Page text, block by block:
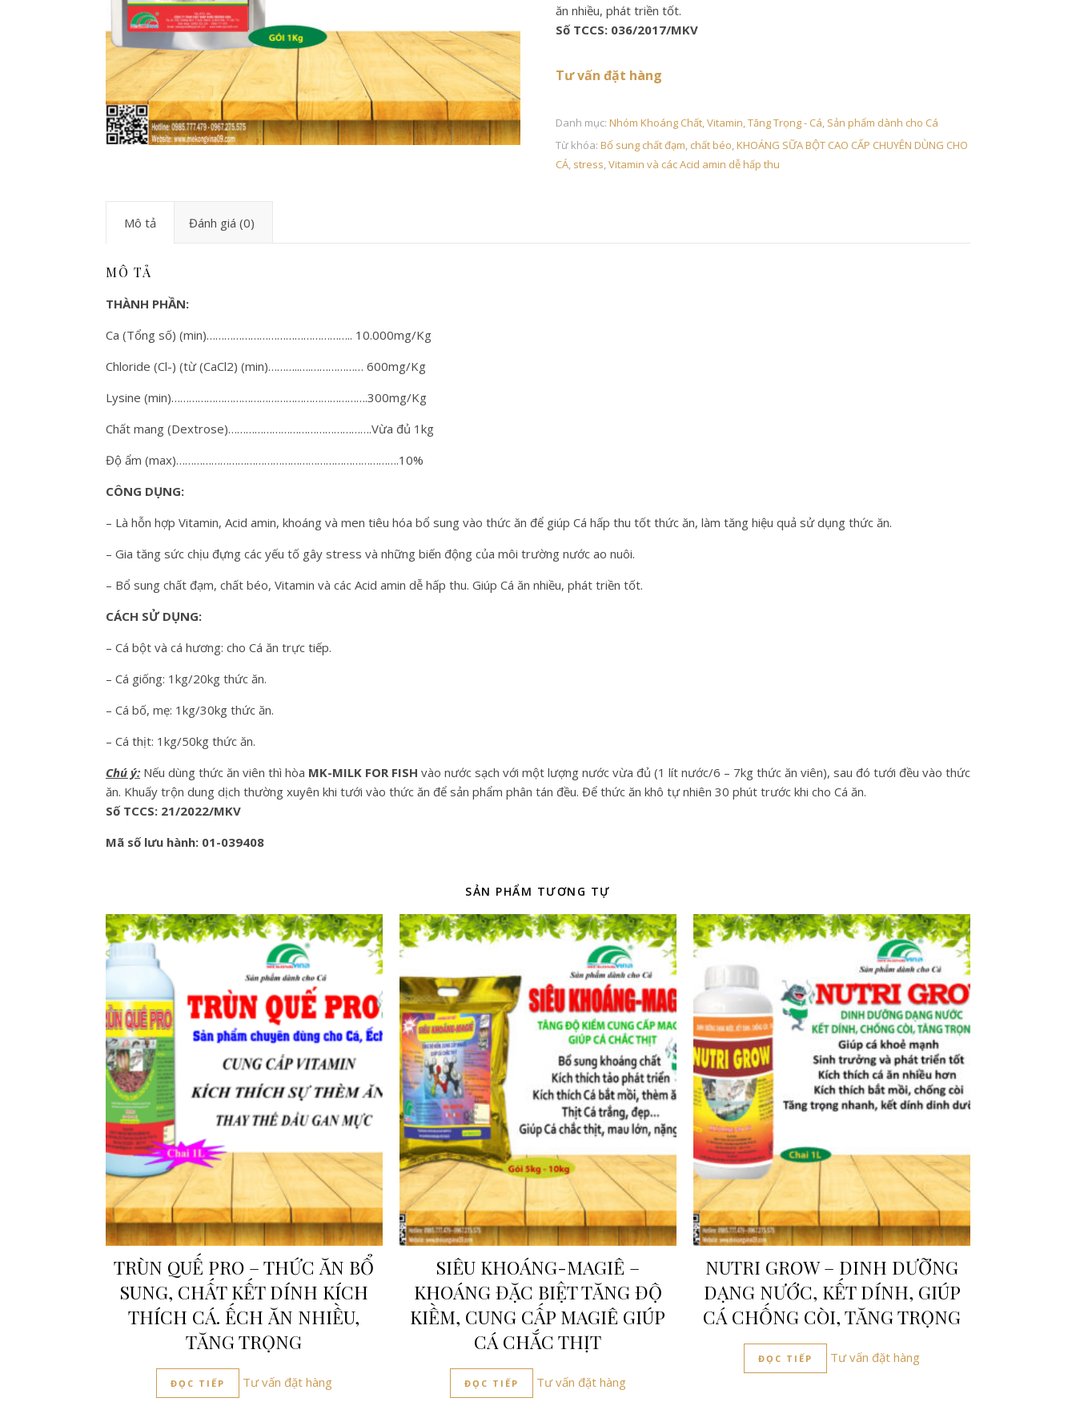
ăn nhiều, phát triền tốt.
Số TCCS: 036/2017/MKV
Tư vấn đặt hàng
Danh mục: Nhóm Khoáng Chất, Vitamin, Tăng Trọng - Cá, Sản phẩm dành cho Cá
Từ khóa: Bổ sung chất đạm, chất béo,KHOÁNG SỮA BỘT CAO CẤP CHUYÊN DÙNG CHO
CÁ, stress,Vitamin và các Acid amin dễ hấp thu
Mô tả Đánh giá (0)
MÔ TẢ
THÀNH PHẦN:
Ca (Tổng số) (min)………………………………………….. 10.000mg/Kg
Chloride (Cl-) (từ (CaCl2) (min)………..….……………… 600mg/Kg
Lysine (min)………………………………………………………….300mg/Kg
Chất mang (Dextrose)………………………………………….Vừa đủ 1kg
Độ ẩm (max)………………………………………………………………….10%
CÔNG DỤNG:
– Là hỗn hợp Vitamin, Acid amin, khoáng và men tiêu hóa bổ sung vào thức ăn để giúp Cá hấp thu tốt thức ăn, làm tăng hiệu quả sử dụng thức ăn.
– Gia tăng sức chịu đựng các yếu tố gây stress và những biến động của môi trường nước ao nuôi.
– Bổ sung chất đạm, chất béo, Vitamin và các Acid amin dễ hấp thu. Giúp Cá ăn nhiều, phát triền tốt.
CÁCH SỬ DỤNG:
– Cá bột và cá hương: cho Cá ăn trực tiếp.
– Cá giống: 1kg/20kg thức ăn.
– Cá bố, mẹ: 1kg/30kg thức ăn.
– Cá thịt: 1kg/50kg thức ăn.
Chú ý: Nếu dùng thức ăn viên thì hòa MK-MILK FOR FISH vào nước sạch với một lượng nước vừa đủ (1 lít nước/6 – 7kg thức ăn viên), sau đó tưới đều vào thức
ăn. Khuấy trộn dung dịch thường xuyên khi tưới vào thức ăn để sản phẩm phân tán đều. Để thức ăn khô tự nhiên 30 phút trước khi cho Cá ăn.
Số TCCS: 21/2022/MKV
Mã số lưu hành: 01-039408
SẢN PHẨM TƯƠNG TỰ
TRÙN QUẾ PRO – THỨC ĂN BỔ
SUNG, CHẤT KẾT DÍNH KÍCH
THÍCH CÁ. ẾCH ĂN NHIỀU,
TĂNG TRỌNG
ĐỌC TIẾP Tư vấn đặt hàng
SIÊU KHOÁNG-MAGIÊ –
KHOÁNG ĐẶC BIỆT TĂNG ĐỘ
KIỀM, CUNG CẤP MAGIÊ GIÚP
CÁ CHẮC THỊT
ĐỌC TIẾP Tư vấn đặt hàng
NUTRI GROW – DINH DƯỠNG
DẠNG NƯỚC, KẾT DÍNH, GIÚP
CÁ CHỐNG CÒI, TĂNG TRỌNG
ĐỌC TIẾP Tư vấn đặt hàng